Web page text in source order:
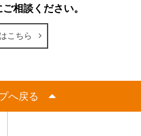
相談ください。
こちら
へ戻る